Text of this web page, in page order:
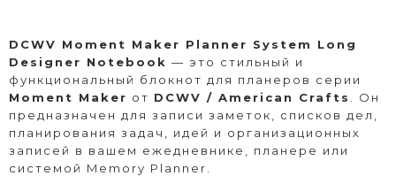
DCWV Moment Maker Planner System Long
Designer Notebook — это стильный и
функциональный блокнот для планеров серии
Moment Maker от DCWV / American Crafts
. Он
предназначен для записи заметок, списков дел,
планирования задач, идей и организационных
записей в вашем ежедневнике, планере или
системой Memory Planner.